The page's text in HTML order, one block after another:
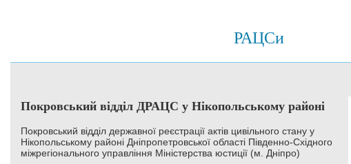
РАЦСи
Покровський відділ ДРАЦС у Нікопольському районі
Покровський відділ державної реєстрації актів цивільного стану у
Нікопольському районі Дніпропетровської області Південно-Східного
міжрегіонального управління Міністерства юстиції (м. Дніпро)